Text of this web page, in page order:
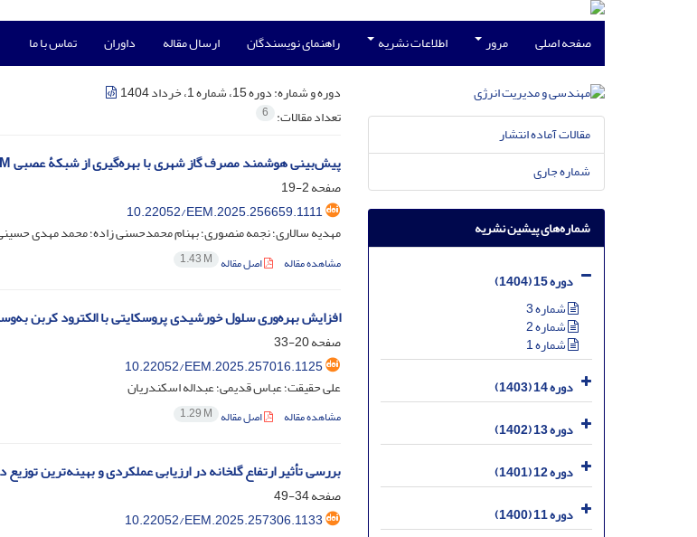
صفحه اصلی مرور اطلاعات نشریه راهنمای نویسندگان ارسال مقاله داوران تماس با ما
دوره و شماره:دوره 15، شماره 1، خرداد 1404
تعداد مقالات: 6
پیش‌بینی هوشمند مصرف گاز شهری با بهره‌گیری از شبکۀ عصبی LSTM و متغیرهای آب‌وهوایی
صفحه2-19
10.22052/EEM.2025.256659.1111
مهدیه سالاری؛ نجمه منصوری؛ بهنام محمدحسنی زاده؛ محمد مهدی
مشاهده مقاله اصل مقاله 1.43 M
افزایش بهره‌وری سلول خورشیدی پروسکایتی با الکترود کربن
صفحه20-33
10.22052/EEM.2025.257016.1125
علی حقیقت؛ عباس قدیمی؛ عبداله اسکندریان
مشاهده مقاله اصل مقاله 1.29 M
بررسی تأثیر ارتفاع گلخانه در ارزیابی عملکردی و بهینه‌ترین
صفحه34-49
10.22052/EEM.2025.257306.1133
مقالات آماده انتشار
شماره جاری
شماره‌های پیشین نشریه
دوره 15 (1404)
شماره 3
شماره 2
شماره 1
دوره 14 (1403)
دوره 13 (1402)
دوره 12 (1401)
دوره 11 (1400)